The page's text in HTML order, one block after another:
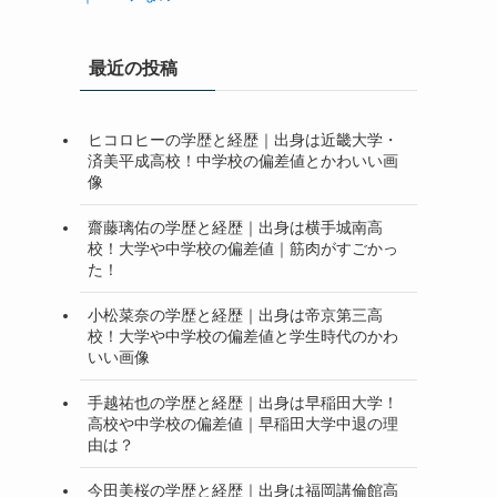
最近の投稿
ヒコロヒーの学歴と経歴｜出身は近畿大学・
済美平成高校！中学校の偏差値とかわいい画
像
齋藤璃佑の学歴と経歴｜出身は横手城南高
校！大学や中学校の偏差値｜筋肉がすごかっ
た！
小松菜奈の学歴と経歴｜出身は帝京第三高
校！大学や中学校の偏差値と学生時代のかわ
いい画像
手越祐也の学歴と経歴｜出身は早稲田大学！
高校や中学校の偏差値｜早稲田大学中退の理
由は？
今田美桜の学歴と経歴｜出身は福岡講倫館高